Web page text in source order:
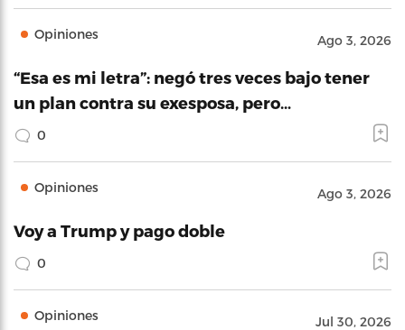
Opiniones Ago 3, 2026
“Esa es mi letra”: negó tres veces bajo tener
un plan contra su exesposa, pero…
0
Opiniones Ago 3, 2026
Voy a Trump y pago doble
0
Opiniones Jul 30, 2026